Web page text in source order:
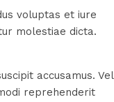
voluptas et iure
molestiae dicta.
accusamus. Vel
reprehenderit